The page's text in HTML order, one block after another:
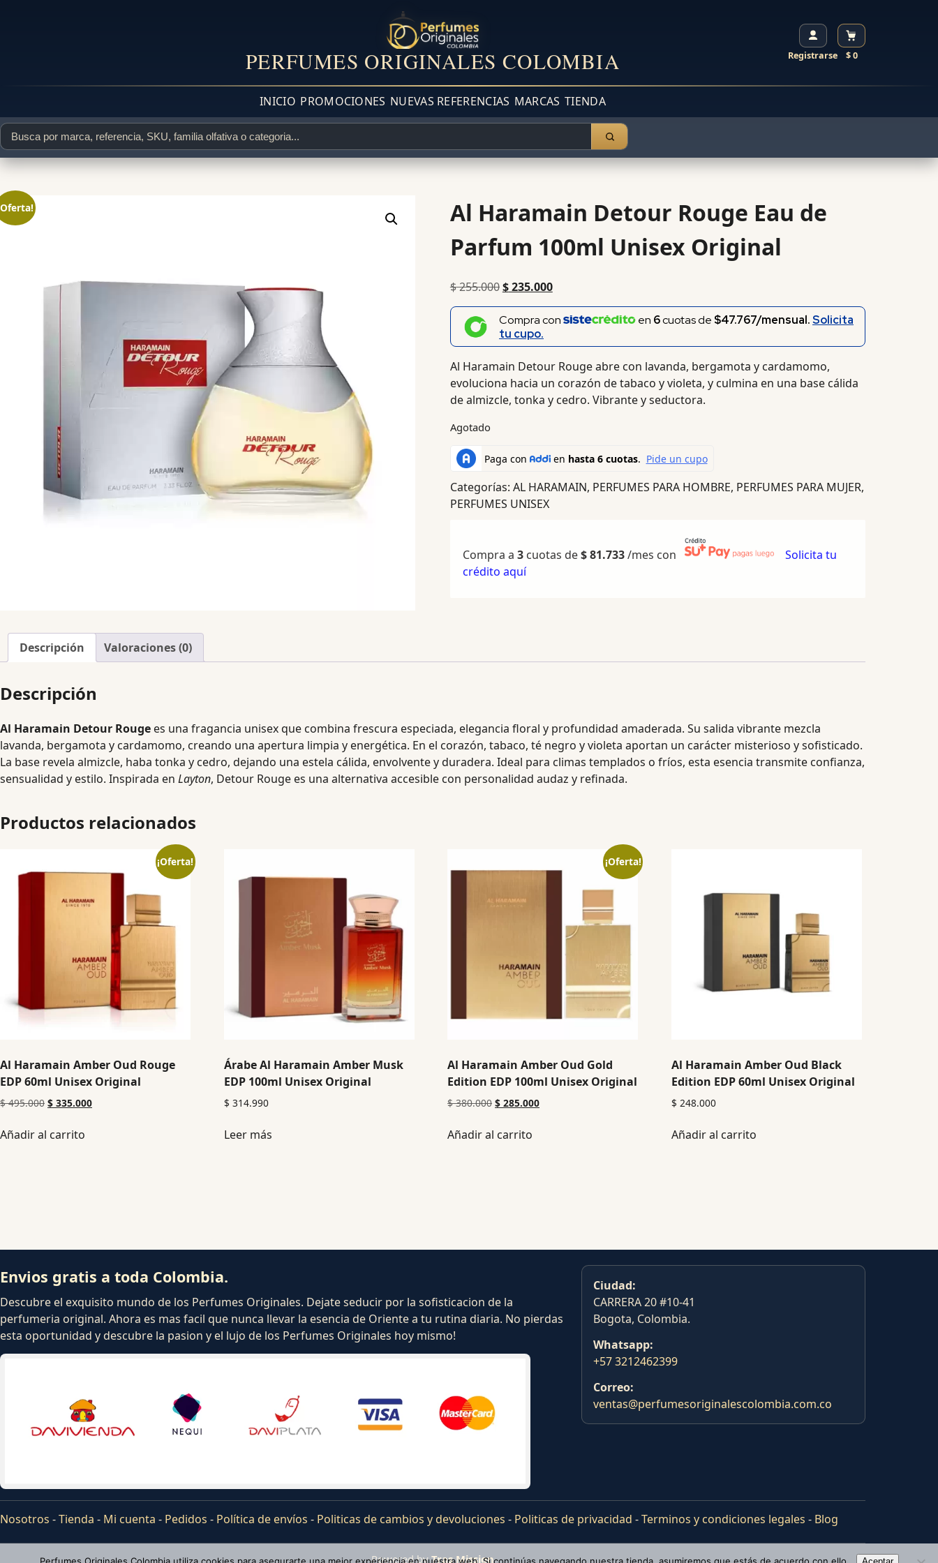
PERFUMES ORIGINALES COLOMBIA Registrarse $ 0
INICIO PROMOCIONES NUEVAS REFERENCIAS MARCAS TIENDA
Al Haramain Detour Rouge Eau de
Parfum 100ml Unisex Original
$255.000$235.000
Compra con en 6cuotas de $47.767/mensual.Solicita
tu cupo.
Al Haramain Detour Rouge abre con lavanda, bergamota y cardamomo,
evoluciona hacia un corazón de tabaco y violeta, y culmina en una base cálida
de almizcle, tonka y cedro. Vibrante y seductora.
Agotado
Categorías: AL HARAMAIN, PERFUMES PARA HOMBRE, PERFUMES PARA MUJER,
PERFUMES UNISEX
Compra a 3cuotas de$81.733/mes con
Solicita tu
crédito aquí
Descripción Valoraciones (0)
Descripción
Al Haramain Detour Rouge es una fragancia unisex que combina frescura especiada, elegancia floral y profundidad amaderada. Su salida vibrante mezcla
lavanda, bergamota y cardamomo, creando una apertura limpia y energética. En el corazón, tabaco, té negro y violeta aportan un carácter misterioso y sofisticado.
La base revela almizcle, haba tonka y cedro, dejando una estela cálida, envolvente y duradera. Ideal para climas templados o fríos, esta esencia transmite confianza,
sensualidad y estilo. Inspirada en Layton, Detour Rouge es una alternativa accesible con personalidad audaz y refinada.
Productos relacionados
¡Oferta!
Al Haramain Amber Oud Rouge
EDP 60ml Unisex Original
$495.000 $ 335.000
Añadir al carrito
Árabe Al Haramain Amber Musk
EDP 100ml Unisex Original
$ 314.990
Leer más
¡Oferta!
Al Haramain Amber Oud Gold
Edition EDP 100ml Unisex Original
$380.000 $ 285.000
Añadir al carrito
Al Haramain Amber Oud Black
Edition EDP 60ml Unisex Original
$ 248.000
Añadir al carrito
Envios gratis a toda Colombia.
Descubre el exquisito mundo de los Perfumes Originales. Dejate seducir por la sofisticacion de la
perfumeria original. Ahora es mas facil que nunca llevar la esencia de Oriente a tu rutina diaria. No pierdas
esta oportunidad y descubre la pasion y el lujo de los Perfumes Originales hoy mismo!
Ciudad:
CARRERA 20 #10-41
Bogota, Colombia.
Whatsapp:
+57 3212462399
Correo:
ventas@perfumesoriginalescolombia.com.co
Nosotros -Tienda - Mi cuenta - Pedidos - Política de envíos - Politicas de cambios y devoluciones - Politicas de privacidad -Terminos y condiciones legales - Blog
Powered byTras Mission